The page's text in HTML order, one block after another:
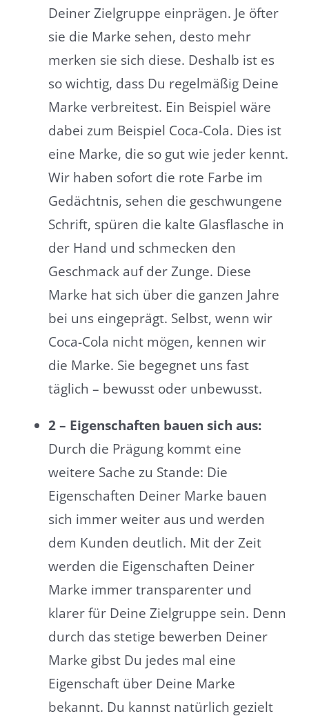
Deiner Zielgruppe einprägen. Je öfter
sie die Marke sehen, desto mehr
merken sie sich diese. Deshalb ist es
so wichtig, dass Du regelmäßig Deine
Marke verbreitest. Ein Beispiel wäre
dabei zum Beispiel Coca-Cola. Dies ist
eine Marke, die so gut wie jeder kennt.
Wir haben sofort die rote Farbe im
Gedächtnis, sehen die geschwungene
Schrift, spüren die kalte Glasflasche in
der Hand und schmecken den
Geschmack auf der Zunge. Diese
Marke hat sich über die ganzen Jahre
bei uns eingeprägt. Selbst, wenn wir
Coca-Cola nicht mögen, kennen wir
die Marke. Sie begegnet uns fast
täglich – bewusst oder unbewusst.
2 – Eigenschaften bauen sich aus:
Durch die Prägung kommt eine
weitere Sache zu Stande: Die
Eigenschaften Deiner Marke bauen
sich immer weiter aus und werden
dem Kunden deutlich. Mit der Zeit
werden die Eigenschaften Deiner
Marke immer transparenter und
klarer für Deine Zielgruppe sein. Denn
durch das stetige bewerben Deiner
Marke gibst Du jedes mal eine
Eigenschaft über Deine Marke
bekannt. Du kannst natürlich gezielt